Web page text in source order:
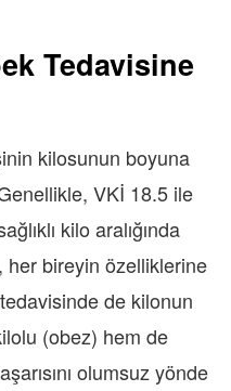
Tedavisine
kilosunun boyuna
VKİ 18.5 ile
kilo aralığında
her bireyin özelliklerine
de kilonun
(obez) hem de
olumsuz yönde